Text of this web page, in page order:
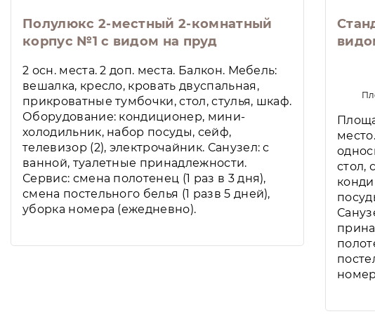
Полулюкс 2-местный 2-комнатный
корпус №1 с видом на пруд
2 осн. места. 2 доп. места. Балкон. Мебель:
вешалка, кресло, кровать двуспальная,
прикроватные тумбочки, стол, стулья, шкаф.
Оборудование: кондиционер, мини-
холодильник, набор посуды, сейф,
телевизор (2), электрочайник. Санузел: с
ванной, туалетные принадлежности.
Сервис: смена полотенец (1 раз в 3 дня),
смена постельного белья (1 разв 5 дней),
уборка номера (ежедневно).
стол,